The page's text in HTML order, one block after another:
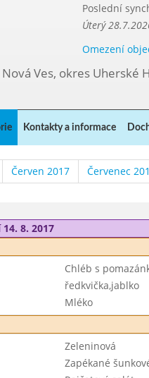
Poslední
Úterý
Omezení
Ves, okres Uherské
Kontakty a informace
Červen 2017 Červenec
8. 2017
Chléb s
ředkvička,jablko
Mléko
Zeleninová
Zapékané